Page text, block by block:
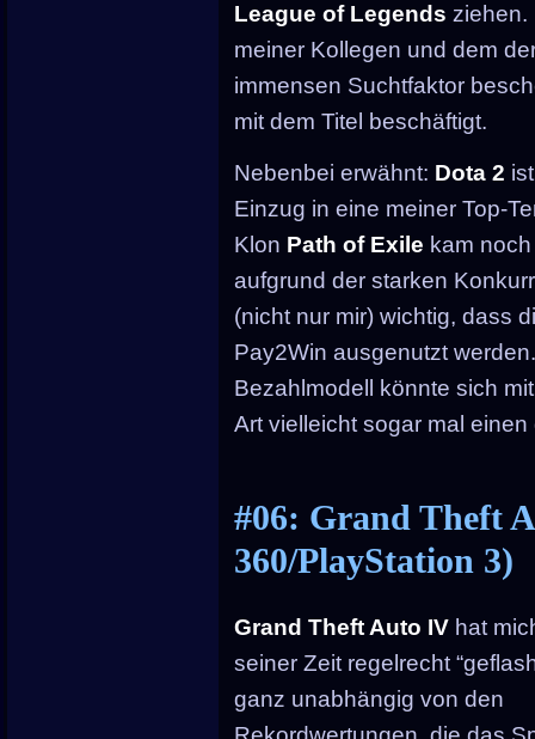
League of Legends ziehen.
meiner Kollegen und dem
immensen Suchtfaktor
mit dem Titel beschäftigt.
Nebenbei erwähnt: Dota 2
Einzug in eine meiner Top-
Klon Path of Exile kam
aufgrund der starken
(nicht nur mir) wichtig, dass
Pay2Win ausgenutzt
Bezahlmodell könnte sich
Art vielleicht sogar mal
#06: Grand Theft
360/PlayStation 3)
Grand Theft Auto IV hat
seiner Zeit regelrecht
ganz unabhängig von den